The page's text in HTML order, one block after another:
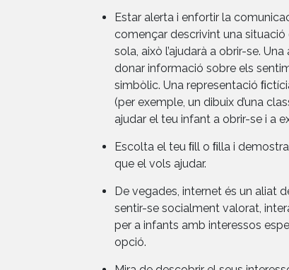
Estar alerta i enfortir la
començar descrivint una situació
sola, això l’ajudarà a obrir-se.
donar informació sobre els
simbòlic. Una representació
(per exemple, un dibuix d’una
ajudar el teu infant a obrir-se i a
Escolta el teu ﬁll o ﬁlla i
que el vols ajudar.
De vegades, internet és un aliat
sentir-se socialment valorat,
per a infants amb interessos
opció.